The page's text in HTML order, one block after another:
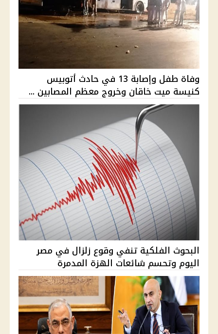
وفاة طفل وإصابة 13 في حادث أتوبيس
كنيسة ميت خاقان وخروج معظم المصابين ...
البحوث الفلكية تنفي وقوع زلزال في مصر
اليوم وتحسم شائعات الهزة المدمرة